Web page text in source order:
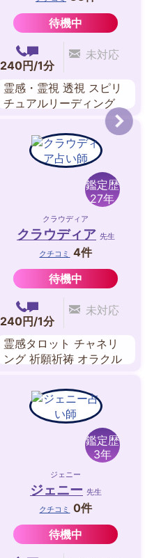
待機中
240円/1分
未対応
霊感・霊視 透視 スピリ
チュアルリーディング
アカシックレコードリー
ディング ブロック解除
前世鑑定 波動修正
鑑定歴
27年
クラウディア
クラウディア 先生
クチコミ
4件
待機中
240円/1分
未対応
霊感タロット チャネリ
ング 祈願祈祷 オラクル
ュアル・リーディング
エネルギーワーク 遠隔
ヒーリング ペンデュラ
鑑定歴
3年
ジェニー
ジェニー 先生
クチコミ
0件
待機中